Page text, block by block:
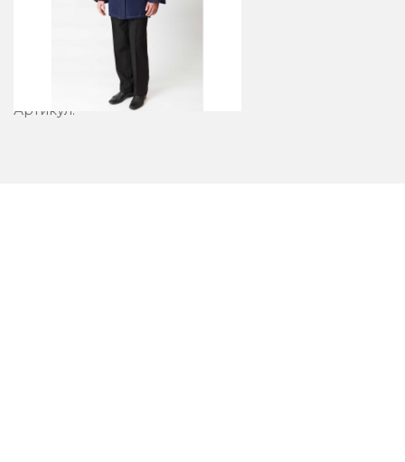
Куртка 12-1212
Артикул: